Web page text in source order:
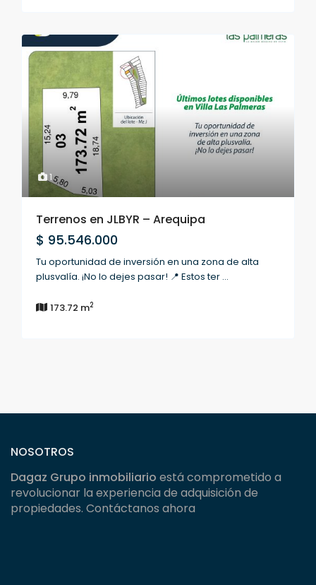
1
Terrenos en JLBYR – Arequipa
$ 95.546.000
Tu oportunidad de inversión en una zona de alta
plusvalía. ¡No lo dejes pasar! 📍 Estos ter ...
173.72 m2
NOSOTROS
Dagaz Grupo inmobiliario está comprometido a
revolucionar la experiencia de adquisición de
propiedades. Contáctanos ahora